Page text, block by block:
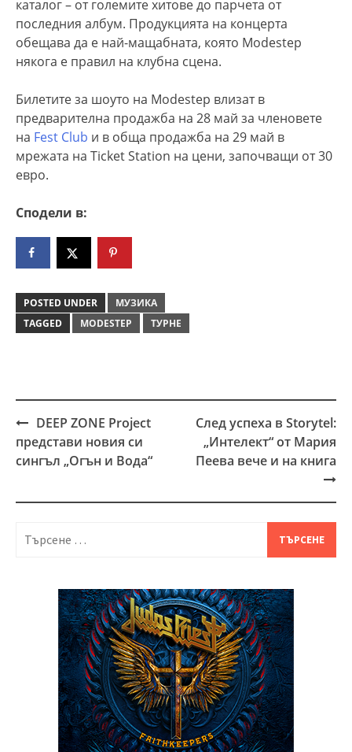
каталог – от големите хитове до парчета от
последния албум. Продукцията на концерта
обещава да е най-мащабната, която Modestep
някога е правил на клубна сцена.
Билетите за шоуто на Modestep влизат в
предварителна продажба на 28 май за членовете
на Fest Club и в обща продажба на 29 май в
мрежата на Ticket Station на цени, започващи от 30
евро.
Сподели в:
POSTED UNDER
МУЗИКА
TAGGED
MODESTEP ТУРНЕ
Post
navigation
DEEP ZONE Project
представи новия си
сингъл „Огън и Вода“
След успеха в Storytel:
„Интелект“ от Мария
Пеева вече и на книга
Търсене